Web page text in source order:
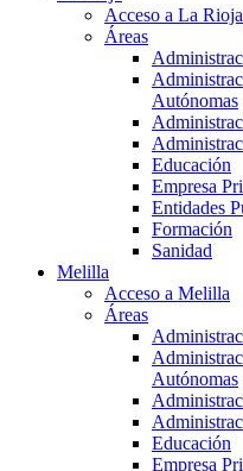
Acceso a La Rioja
Áreas
Autónomas
Educación
Empresa
Entidades
Formación
Sanidad
Melilla
Acceso a Melilla
Áreas
Autónomas
Educación
Empresa